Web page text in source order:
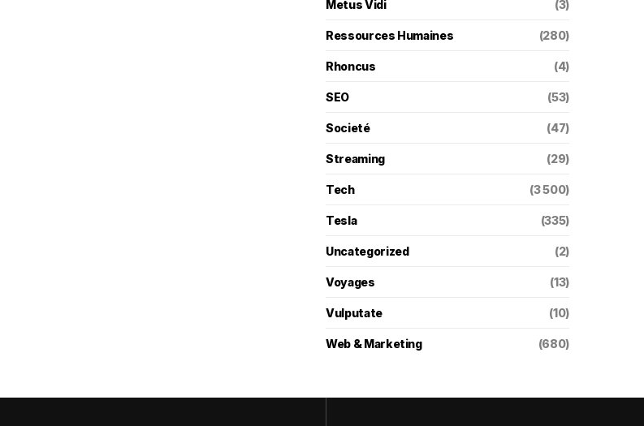
Metus Vidi (3)
Ressources Humaines (280)
Rhoncus (4)
SEO (53)
Societé (47)
Streaming (29)
Tech (3 500)
Tesla (335)
Uncategorized (2)
Voyages (13)
Vulputate (10)
Web & Marketing (680)